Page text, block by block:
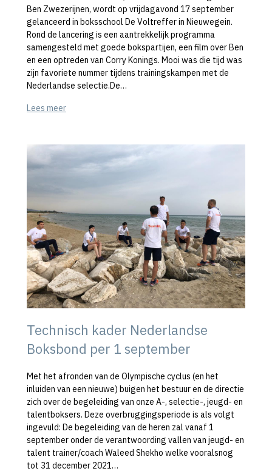
Ben Zwezerijnen, wordt op vrijdagavond 17 september
gelanceerd in boksschool De Voltreffer in Nieuwegein.
Rond de lancering is een aantrekkelijk programma
samengesteld met goede bokspartijen, een film over Ben
en een optreden van Corry Konings. Mooi was die tijd was
zijn favoriete nummer tijdens trainingskampen met de
Nederlandse selectie.De…
Lees meer
Technisch kader Nederlandse
Boksbond per 1 september
Met het afronden van de Olympische cyclus (en het
inluiden van een nieuwe) buigen het bestuur en de directie
zich over de begeleiding van onze A-, selectie-, jeugd- en
talentboksers. Deze overbruggingsperiode is als volgt
ingevuld: De begeleiding van de heren zal vanaf 1
september onder de verantwoording vallen van jeugd- en
talent trainer/coach Waleed Shekho welke vooralsnog
tot 31 december 2021…